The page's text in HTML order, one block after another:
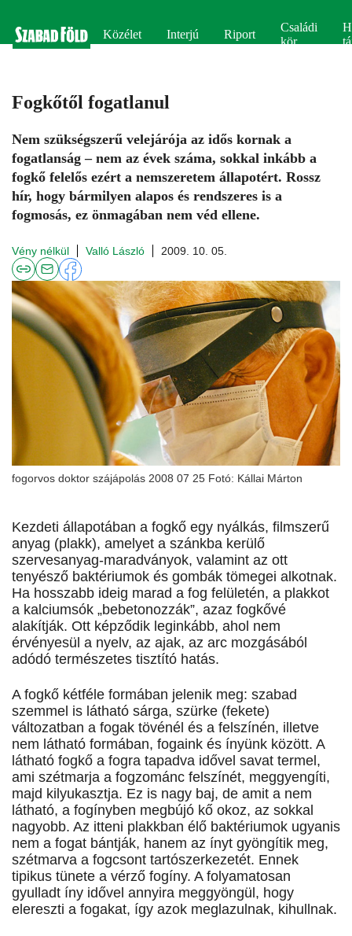
Közélet Interjú Riport
Családi
kör
Fogkőtől fogatlanul
Nem szükségszerű velejárója az idős kornak a
fogatlanság – nem az évek száma, sokkal inkább a
fogkő felelős ezért a nemszeretem állapotért. Rossz
hír, hogy bármilyen alapos és rendszeres is a
fogmosás, ez önmagában nem véd ellene.
Vény nélkül Valló László 2009. 10. 05.
fogorvos doktor szájápolás 2008 07 25 Fotó: Kállai Márton
Kezdeti állapotában a fogkő egy nyálkás, filmszerű
anyag (plakk), amelyet a szánkba kerülő
szervesanyag-maradványok, valamint az ott
tenyésző baktériumok és gombák tömegei alkotnak.
Ha hosszabb ideig marad a fog felületén, a plakkot
a kalciumsók „bebetonozzák”, azaz fogkővé
alakítják. Ott képződik leginkább, ahol nem
érvényesül a nyelv, az ajak, az arc mozgásából
adódó természetes tisztító hatás.
A fogkő kétféle formában jelenik meg: szabad
szemmel is látható sárga, szürke (fekete)
változatban a fogak tövénél és a felszínén, illetve
nem látható formában, fogaink és ínyünk között. A
látható fogkő a fogra tapadva idővel savat termel,
ami szétmarja a fogzománc felszínét, meggyengíti,
majd kilyukasztja. Ez is nagy baj, de amit a nem
látható, a fogínyben megbújó kő okoz, az sokkal
nagyobb. Az itteni plakkban élő baktériumok ugyanis
nem a fogat bántják, hanem az ínyt gyöngítik meg,
szétmarva a fogcsont tartószerkezetét. Ennek
tipikus tünete a vérző fogíny. A folyamatosan
gyulladt íny idővel annyira meggyöngül, hogy
elereszti a fogakat, így azok meglazulnak, kihullnak.